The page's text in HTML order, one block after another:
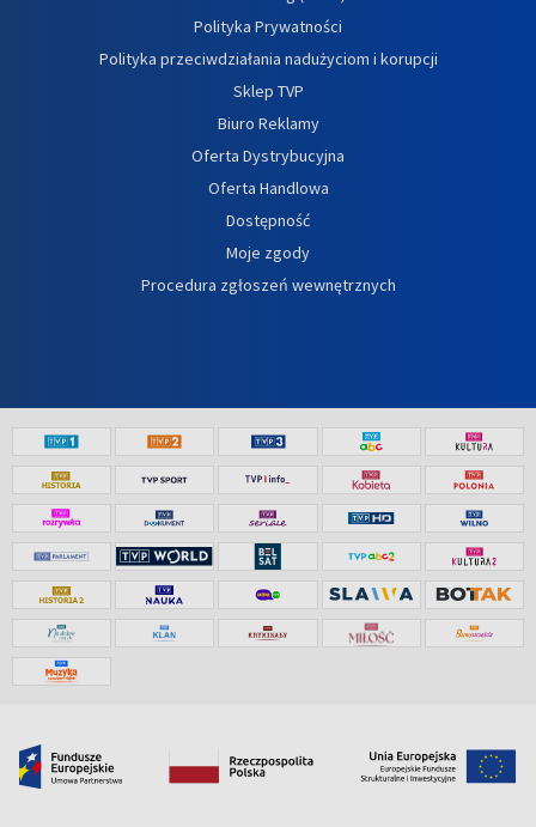
Polityka Prywatności
Polityka przeciwdziałania nadużyciom i korupcji
Sklep TVP
Biuro Reklamy
Oferta Dystrybucyjna
Oferta Handlowa
Dostępność
Moje zgody
Procedura zgłoszeń wewnętrznych